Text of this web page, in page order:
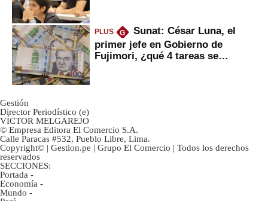
PLUS G
Sunat: César Luna, el
primer jefe en Gobierno de
Fujimori, ¿qué 4 tareas se
Gestión
Director Periodístico (e)
VÍCTOR MELGAREJO
© Empresa Editora El Comercio S.A.
Calle Paracas #532, Pueblo Libre, Lima.
Copyright© | Gestion.pe | Grupo El Comercio | Todos los derechos
reservados
SECCIONES:
Portada -
Economía -
Mundo -